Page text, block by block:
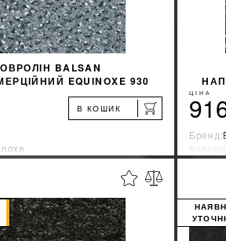
BALSAN
EQUINOXE 930
В КОШИК
Франция
%
КУПИТИ
ЦІНА
Бренд: